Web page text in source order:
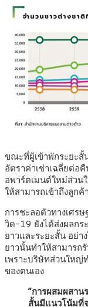
ขณะที่ผู้เข้าพักระยะสั้
อัตราค่าเช่าเฉลี่ยต่อ
อพาร์ตเมนต์ใหม่ส่วน
ให้สามารถเข้าถึงลูก
การชะลอตัวทางเศร
วิด-19 ยังได้ส่งผลกร
ยาวและระยะสั้น อย่
ยาวนั้นทำให้สามาร
เพราะบริษัทส่วนใหญ่
ของตนเอง
“การผสมผสาน
สั้นมีแนวโน้มที่